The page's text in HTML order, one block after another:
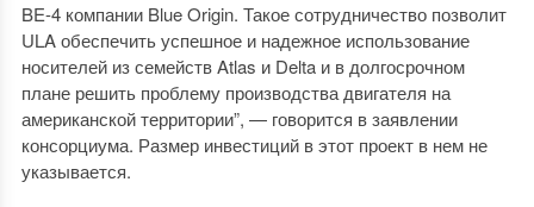
BE-4 компании Blue Origin. Такое сотрудничество позволит
ULA обеспечить успешное и надежное использование
носителей из семейств Atlas и Delta и в долгосрочном
плане решить проблему производства двигателя на
американской территории”, — говорится в заявлении
консорциума. Размер инвестиций в этот проект в нем не
указывается.